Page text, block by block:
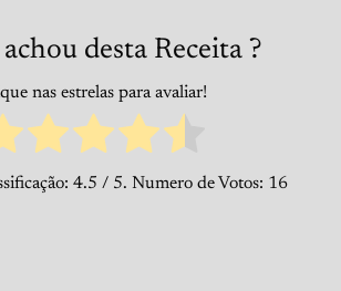
desta Receita ?
nas estrelas para avaliar!
4.5 / 5. Numero de Votos: 16